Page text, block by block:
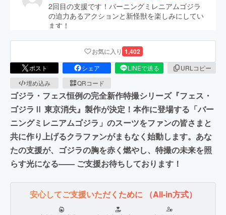
2回目の支援です！バーニングミレニアムゴジラ
の迫力あるアクションと新怪獣を楽しみにしてい
ます！
最近のホット支援
フェス・ゴジラが盛り上がってミニチュア特撮の
ゴジラ映画が復活しますように！
最近のホット支援
ゴジラに育てられました！ゴジラへの恩返しで
す！スーツ楽しみです！
最近のホット支援
公開前からウォッチ
最終目標まであとわずか！ラストスパート！
最近のホット支援
最近のホット支援
お気に入り 1,402
ポスト シェア LINEで送る
URLコピー
埋め込み
QRコード
ゴジラ・フェス恒例の完全新作特撮シリーズ『フェス・
ゴジラⅡ 東京消失』製作が決定！本作に登場する「バー
ニングミレニアムゴジラ」のスーツをファンの皆さまと
共に作り上げるクラファンがまもなく始動します。あな
たの支援が、ゴジラの胸を赤く燃やし、特撮の未来を照
らす光になる—— ご支援お待ちしております！
安心してご支援いただくために （All-in方式）